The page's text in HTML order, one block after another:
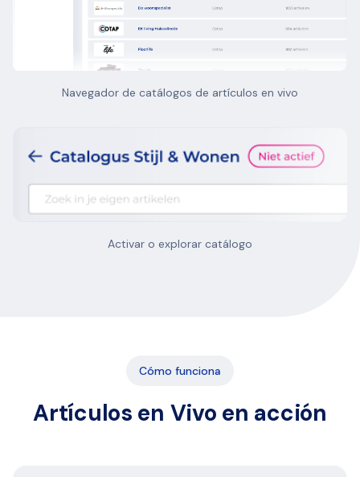
Navegador de catálogos de artículos en vivo
Activar o explorar catálogo
Cómo funciona
Artículos en Vivo en acción